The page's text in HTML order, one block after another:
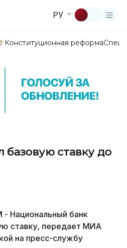
РУ
Конституционная реформа
базовую ставку до
банк
ставку, передает МИА
на пресс-службу